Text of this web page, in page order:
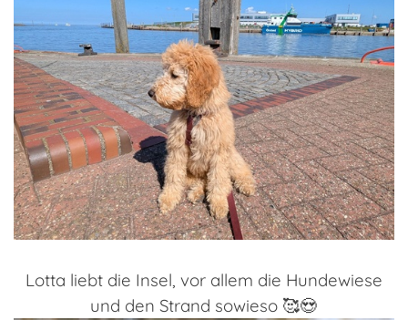
Lotta liebt die Insel, vor allem die Hundewiese
und den Strand sowieso 🥰😍